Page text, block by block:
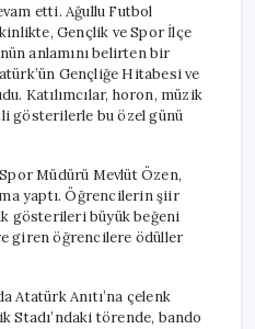
etti. Ağullu Futbol
Gençlik ve Spor İlçe
anlamını belirten bir
Gençliğe Hitabesi ve
Katılımcılar, horon, müzik
gösterilerle bu özel günü
Müdürü Mevlüt Özen,
yaptı. Öğrencilerin şiir
gösterileri büyük beğeni
giren öğrencilere ödüller
Atatürk Anıtı’na çelenk
Stadı’ndaki törende, bando